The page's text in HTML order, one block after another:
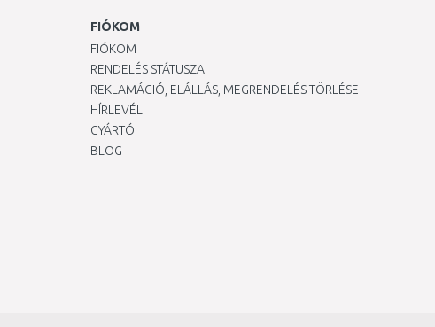
FIÓKOM
FIÓKOM
RENDELÉS STÁTUSZA
REKLAMÁCIÓ, ELÁLLÁS, MEGRENDELÉS TÖRLÉSE
HÍRLEVÉL
GYÁRTÓ
BLOG